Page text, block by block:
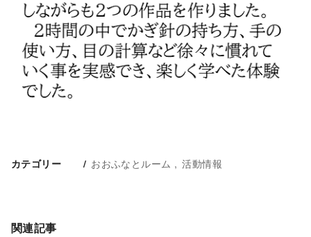
カテゴリー おおふなとルーム 活動情報
関連記事